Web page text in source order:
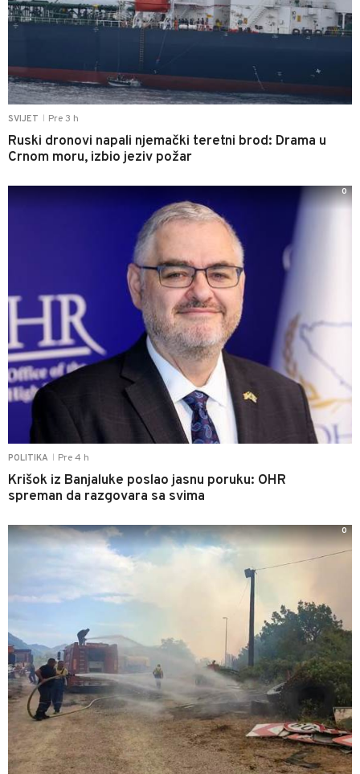
SVIJET Pre 3 h
Ruski dronovi napali njemački teretni brod: Drama u
Crnom moru, izbio jeziv požar
POLITIKA Pre 4 h
Krišok iz Banjaluke poslao jasnu poruku: OHR
spreman da razgovara sa svima
0
0